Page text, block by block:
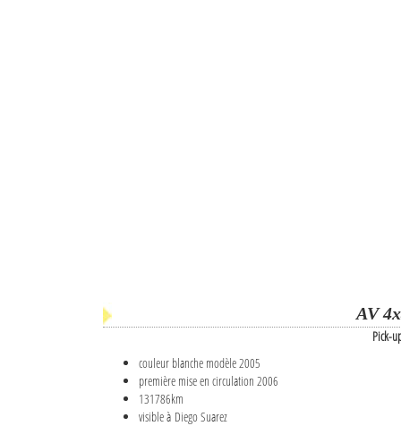
AV
Pick-
couleur blanche modèle 2005
première mise en circulation 2006
131786km
visible à Diego Suarez